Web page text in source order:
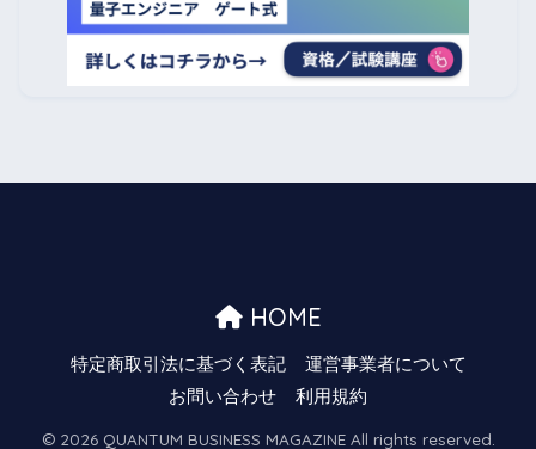
HOME
特定商取引法に基づく表記
運営事業者について
お問い合わせ
利用規約
© 2026 QUANTUM BUSINESS MAGAZINE All rights reserved.